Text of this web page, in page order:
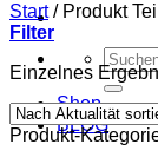
nach:
Shop
BLOG
Start /Produkt
Filter
Einzelnes
Produkt-